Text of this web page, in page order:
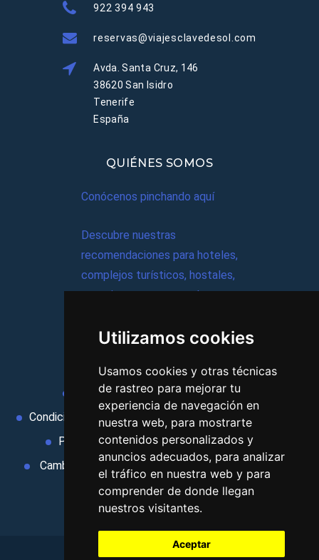
Utilizamos cookies
Usamos cookies y otras técnicas
de rastreo para mejorar tu
experiencia de navegación en
nuestra web, para mostrarte
contenidos personalizados y
anuncios adecuados, para analizar
el tráfico en nuestra web y para
comprender de donde llegan
nuestros visitantes.
Aceptar
922 394 943
reservas@viajesclavedesol.com
Avda. Santa Cruz, 146
38620 San Isidro
Tenerife
España
QUIÉNES SOMOS
Conócenos pinchando aquí
Descubre nuestras
recomendaciones para hoteles,
complejos turísticos, hostales,
vacaciones, paquetes de
Aviso legal
Condiciones de uso
Condiciones Generales
Ley de Viajes Combinados
Política de privacidad
Uso de cookies
Cambiar preferencias de cookies
Area privada
Contacto